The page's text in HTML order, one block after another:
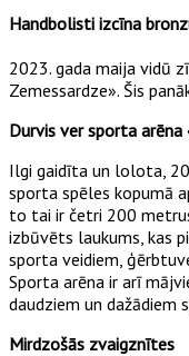
Handbolisti izcīna
2023. gada maija vidū
Zemessardze». Šis
Durvis ver sporta arēna
Ilgi gaidīta un lolota,
sporta spēles kopumā
to tai ir četri 200
izbūvēts laukums, kas
sporta veidiem,
Sporta arēna ir arī
daudziem un dažādiem
Mirdzošās zvaigznītes